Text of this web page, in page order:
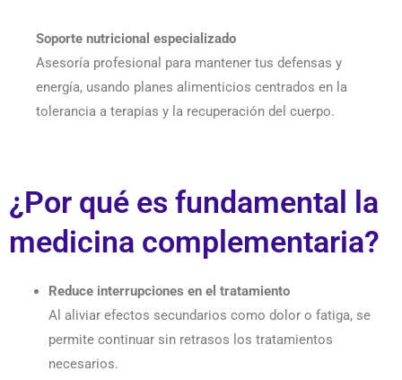
Soporte nutricional especializado
Asesoría profesional para mantener tus defensas y
energía, usando planes alimenticios centrados en la
tolerancia a terapias y la recuperación del cuerpo.
¿Por qué es fundamental la
medicina complementaria?
Reduce interrupciones en el tratamiento
Al aliviar efectos secundarios como dolor o fatiga, se
permite continuar sin retrasos los tratamientos
necesarios.